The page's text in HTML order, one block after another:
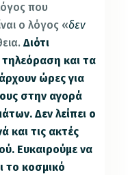
που
ο λόγος «δεν
Διότι
τηλεόραση και τα
ώρες για
στην αγορά
Δεν λείπει ο
και τις ακτές
Ευκαιρούμε να
το κοσμικό